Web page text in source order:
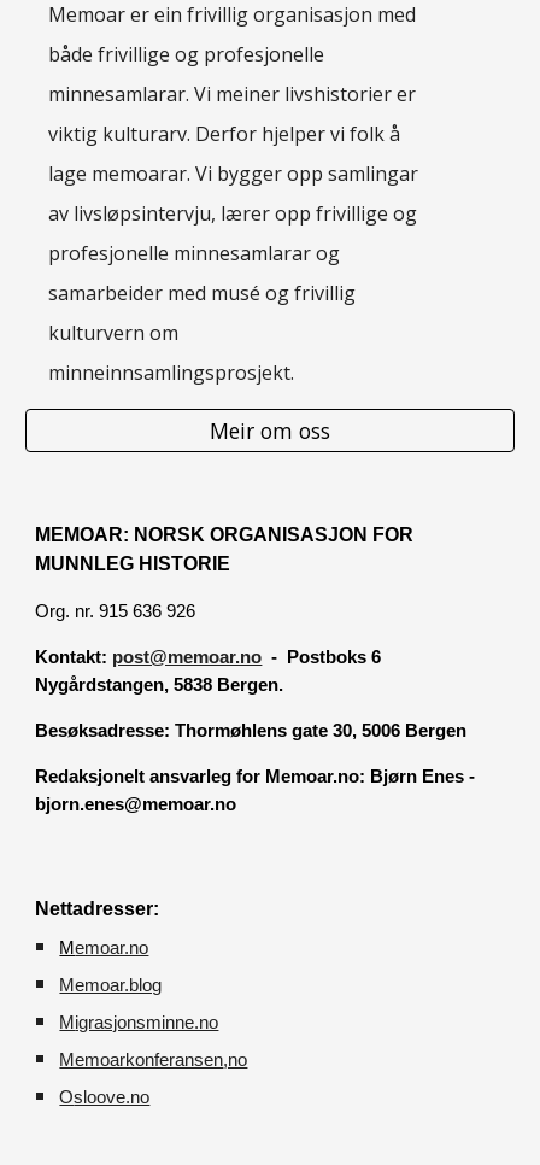
Memoar er ein frivillig organisasjon med
både frivillige og profesjonelle
minnesamlarar. Vi meiner livshistorier er
viktig kulturarv. Derfor hjelper vi folk å
lage memoarar. Vi bygger opp samlingar
av livsløpsintervju, lærer opp frivillige og
profesjonelle minnesamlarar og
samarbeider med musé og frivillig
kulturvern om
minneinnsamlingsprosjekt.
Meir om oss
MEMOAR: NORSK ORGANISASJON FOR
MUNNLEG HISTORIE
Org. nr. 915 636 926
Kontakt: post@memoar.no - Postboks 6
Nygårdstangen, 5838 Bergen.
Besøksadresse:Thormøhlens gate 30, 5006 Bergen
Redaksjonelt ansvarleg for Memoar.no: Bjørn Enes -
bjorn.enes@memoar.no
Nettadresser:
Memoar.no
Memoar.blog
M igrasjonsminne.no
Memoarkonferansen,no
Osloove.no